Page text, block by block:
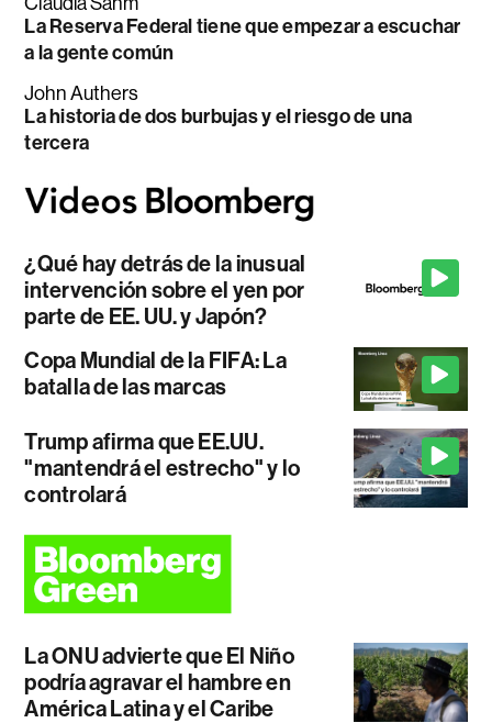
La Reserva Federal tiene que empezar a escuchar
a la gente común
John Authers
La historia de dos burbujas y el riesgo de una
tercera
¿Qué hay detrás de la inusual
intervención sobre el yen por
parte de EE. UU. y Japón?
Copa Mundial de la FIFA: La
batalla de las marcas
Trump afirma que EE.UU.
"mantendrá el estrecho" y lo
controlará
La ONU advierte que El Niño
podría agravar el hambre en
América Latina y el Caribe